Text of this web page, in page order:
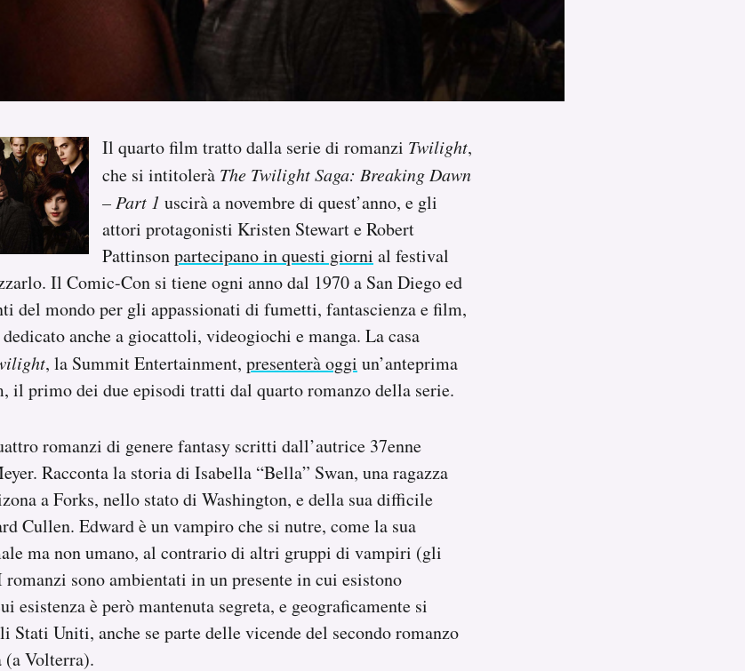
Il quarto film tratto dalla serie di romanzi Twilight,
che si intitolerà The Twilight Saga: Breaking Dawn
– Part 1 uscirà a novembre di quest’anno, e gli
attori protagonisti Kristen Stewart e Robert
Pattinsonpartecipano in questi giorni al festival
Il Comic-Con si tiene ogni anno dal 1970 a San Diego ed
del mondo per gli appassionati di fumetti, fantascienza e film,
anche a giocattoli, videogiochi e manga. La casa
, la Summit Entertainment, presenterà oggi un’anteprima
il primo dei due episodi tratti dal quarto romanzo della serie.
romanzi di genere fantasy scritti dall’autrice 37enne
Racconta la storia di Isabella “Bella” Swan, una ragazza
a Forks, nello stato di Washington, e della sua difficile
Cullen. Edward è un vampiro che si nutre, come la sua
ma non umano, al contrario di altri gruppi di vampiri (gli
sono ambientati in un presente in cui esistono
esistenza è però mantenuta segreta, e geograficamente si
Stati Uniti, anche se parte delle vicende del secondo romanzo
(a Volterra).